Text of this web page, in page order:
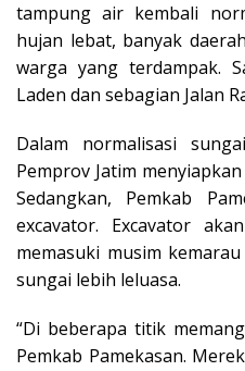
tampung air kembali
hujan lebat, banyak
warga yang terdampak.
Laden dan sebagian Jalan
Dalam normalisasi
Pemprov Jatim
Sedangkan, Pemkab
excavator. Excavator
memasuki musim
sungai lebih leluasa.
“Di beberapa titik
Pemkab Pamekasan.